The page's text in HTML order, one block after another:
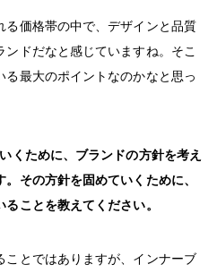
る価格帯の中で、デザインと品質
ドだなと感じていますね。そこ
最大のポイントなのかなと思っ
くために、ブランドの方針を考え
その方針を固めていくために、
ことを教えてください。
ことではありますが、インナーブ